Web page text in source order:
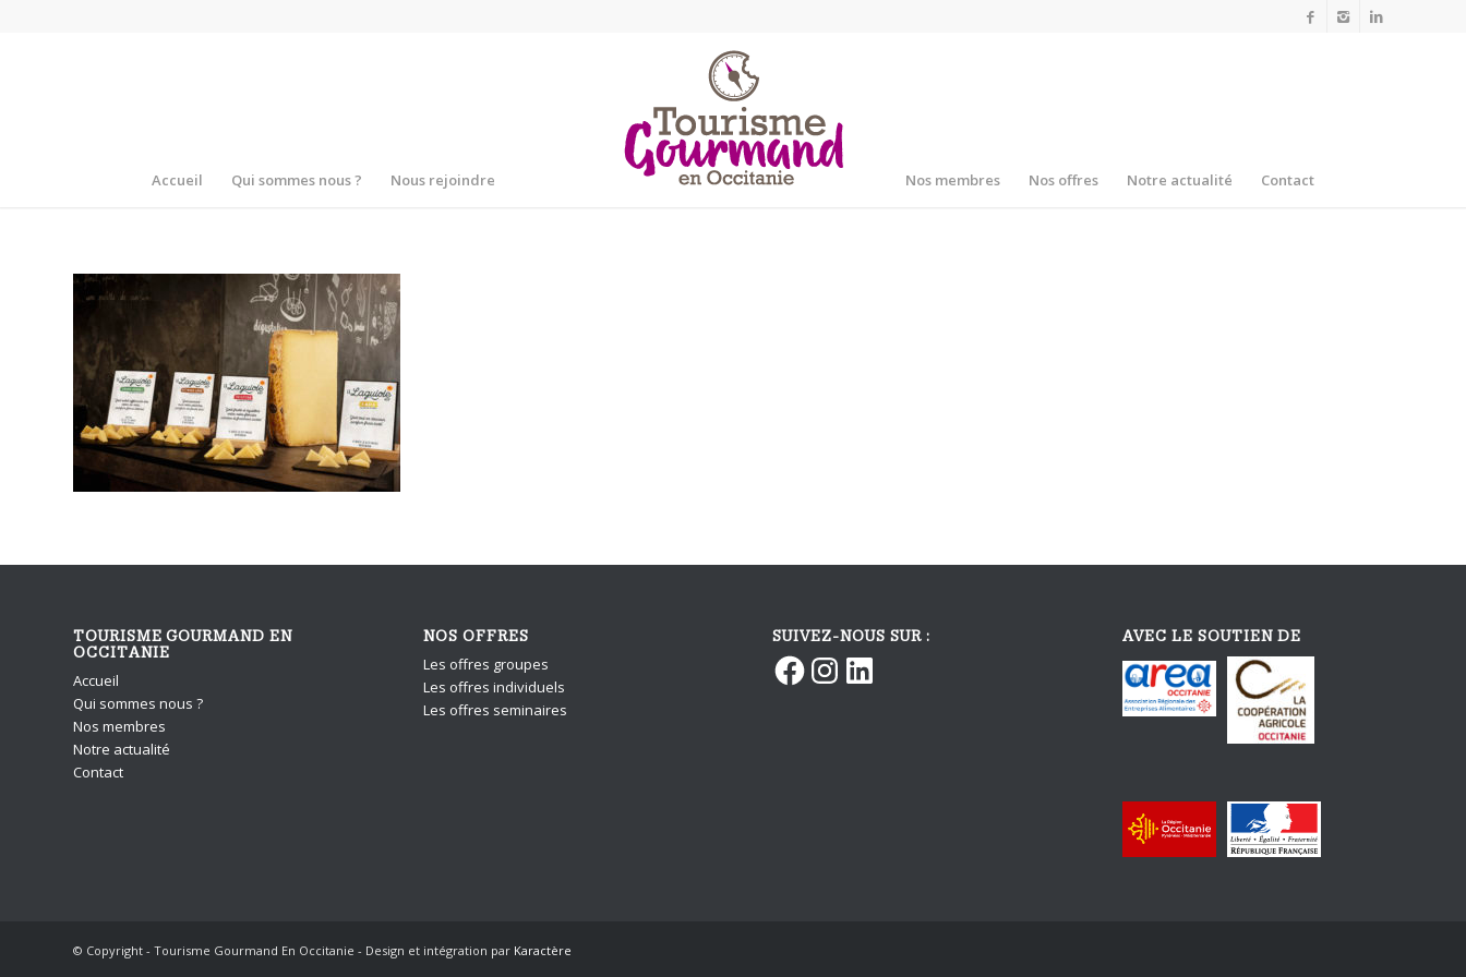
Accueil Qui sommes nous ? Nous rejoindre Nos membres Nos offres Notre actualité Contact
TOURISME GOURMAND EN
OCCITANIE
Accueil
Qui sommes nous ?
Nos membres
Notre actualité
Contact
NOS OFFRES
Les offres groupes
Les offres individuels
Les offres seminaires
SUIVEZ-NOUS SUR :
FacebookInstagram
LinkedIn
AVEC LE SOUTIEN DE
© Copyright - Tourisme Gourmand En Occitanie - Design et intégration par Karactère